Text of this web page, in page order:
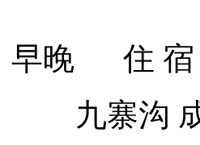
早晚 住
九寨沟